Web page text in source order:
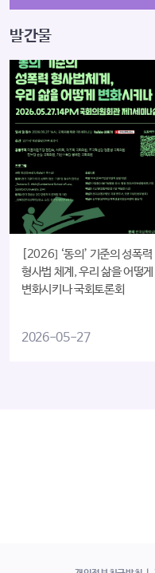
발간물
[2026] ‘동의’ 기준의 성폭력
형사법 체계, 우리 삶을 어떻게
변화시키나 국회토론회
2026-05-27